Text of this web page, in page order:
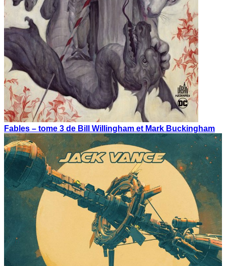
Fables – tome 3 de Bill Willingham et Mark Buckingham